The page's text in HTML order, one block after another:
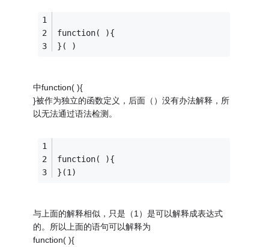
function( ){
}( )
中function( ){
}被作为独立的函数定义，后面（）没有办法解释，所
以无法通过语法检测。
function( ){
}(1)
与上面的解释相似，只是（1）是可以解释成表达式
的。所以上面的语句可以解释为
function( ){